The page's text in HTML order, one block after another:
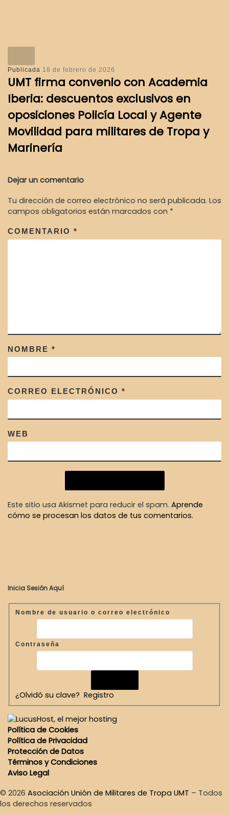
Publicada 18 de febrero de 2026
UMT firma convenio con Academia
Iberia: descuentos exclusivos en
oposiciones Policía Local y Agente
Movilidad para militares de Tropa​ y
Marinería
Dejar un comentario
Tu dirección de correo electrónico no será publicada. Los
campos obligatorios están marcados con *
COMENTARIO *
NOMBRE *
CORREO ELECTRÓNICO *
WEB
Este sitio usa Akismet para reducir el spam. Aprende
cómo se procesan los datos de tus comentarios.
Inicia Sesión Aquí
Nombre de usuario o correo electrónico
Contraseña
¿Olvidó su clave? Registro
Política de Cookies
Política de Privacidad
Protección de Datos
Términos y Condiciones
Aviso Legal
© 2026 Asociación Unión de Militares de Tropa UMT – Todos
los derechos reservados